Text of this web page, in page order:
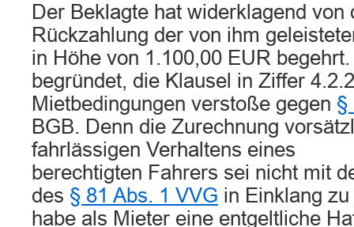
Der Beklagte hat widerklagend von
Rückzahlung der von ihm
in Höhe von 1.100,00 EUR
begründet, die Klausel in Ziffer
Mietbedingungen verstoße gegen §
BGB. Denn die Zurechnung
fahrlässigen Verhaltens eines
berechtigten Fahrers sei nicht mit
des § 81 Abs. 1 VVG in Einklang
habe als Mieter eine entgeltliche